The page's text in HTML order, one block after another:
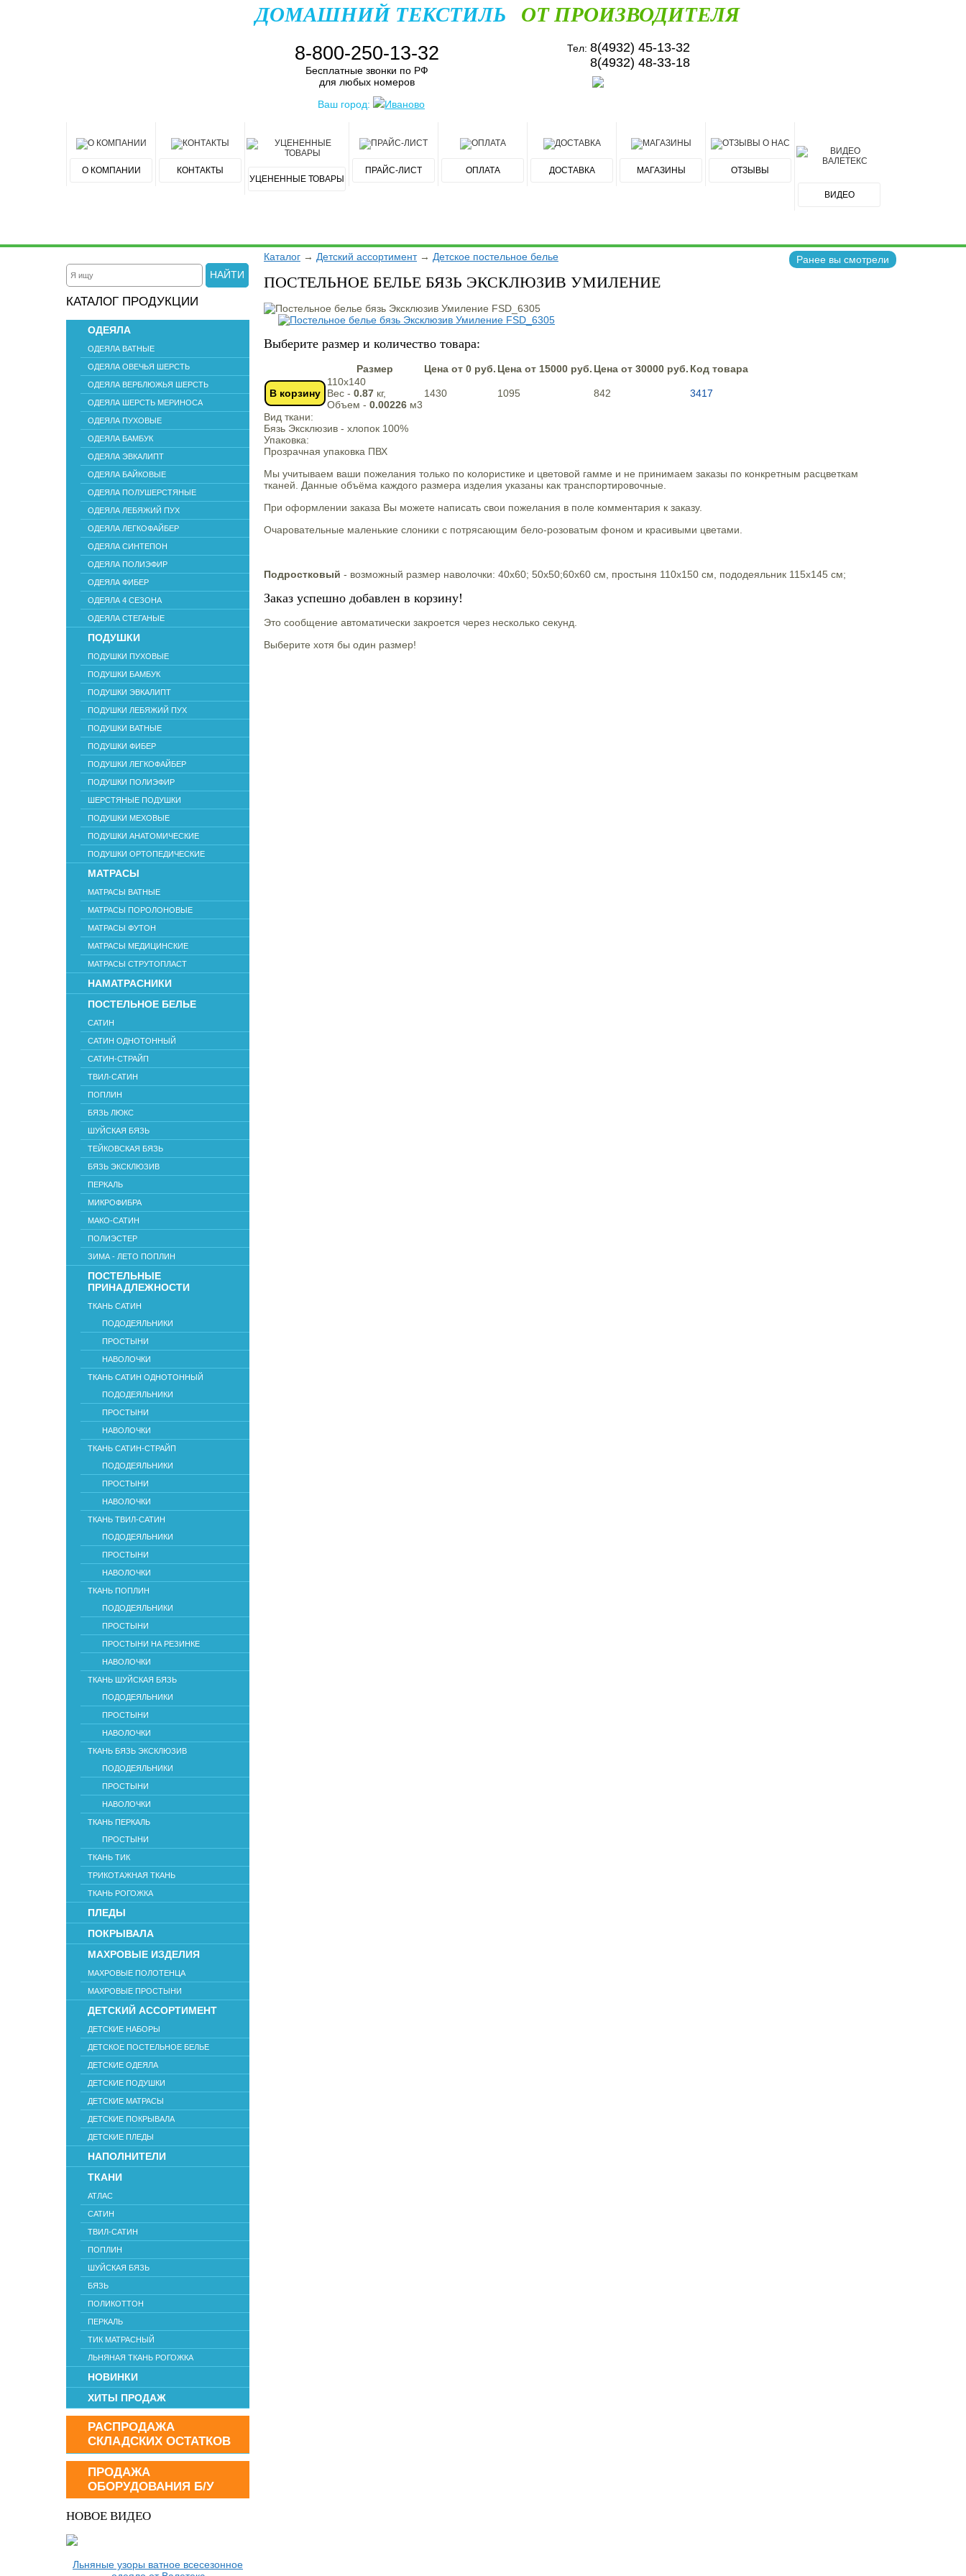
ДОМАШНИЙ ТЕКСТИЛЬ ОТ ПРОИЗВОДИТЕЛЯ
8-800-250-13-32
Бесплатные звонки по РФ
для любых номеров
Тел: 8(4932) 45-13-32
8(4932) 48-33-18
Ваш город: Иваново
О КОМПАНИИ
КОНТАКТЫ
УЦЕНЕННЫЕ ТОВАРЫ
ПРАЙС-ЛИСТ ОПЛАТА ДОСТАВКА МАГАЗИНЫ ОТЗЫВЫ
ВИДЕО
НАЙТИ
КАТАЛОГ ПРОДУКЦИИ
ОДЕЯЛА
ОДЕЯЛА ВАТНЫЕ
ОДЕЯЛА ОВЕЧЬЯ ШЕРСТЬ
ОДЕЯЛА ВЕРБЛЮЖЬЯ ШЕРСТЬ
ОДЕЯЛА ШЕРСТЬ МЕРИНОСА
ОДЕЯЛА ПУХОВЫЕ
ОДЕЯЛА БАМБУК
ОДЕЯЛА ЭВКАЛИПТ
ОДЕЯЛА БАЙКОВЫЕ
ОДЕЯЛА ПОЛУШЕРСТЯНЫЕ
ОДЕЯЛА ЛЕБЯЖИЙ ПУХ
ОДЕЯЛА ЛЕГКОФАЙБЕР
ОДЕЯЛА СИНТЕПОН
ОДЕЯЛА ПОЛИЭФИР
ОДЕЯЛА ФИБЕР
ОДЕЯЛА 4 СЕЗОНА
ОДЕЯЛА СТЕГАНЫЕ
ПОДУШКИ
ПОДУШКИ ПУХОВЫЕ
ПОДУШКИ БАМБУК
ПОДУШКИ ЭВКАЛИПТ
ПОДУШКИ ЛЕБЯЖИЙ ПУХ
ПОДУШКИ ВАТНЫЕ
ПОДУШКИ ФИБЕР
ПОДУШКИ ЛЕГКОФАЙБЕР
ПОДУШКИ ПОЛИЭФИР
ШЕРСТЯНЫЕ ПОДУШКИ
ПОДУШКИ МЕХОВЫЕ
ПОДУШКИ АНАТОМИЧЕСКИЕ
ПОДУШКИ ОРТОПЕДИЧЕСКИЕ
МАТРАСЫ
МАТРАСЫ ВАТНЫЕ
МАТРАСЫ ПОРОЛОНОВЫЕ
МАТРАСЫ ФУТОН
МАТРАСЫ МЕДИЦИНСКИЕ
МАТРАСЫ СТРУТОПЛАСТ
НАМАТРАСНИКИ
ПОСТЕЛЬНОЕ БЕЛЬЕ
САТИН
САТИН ОДНОТОННЫЙ
САТИН-СТРАЙП
ТВИЛ-САТИН
ПОПЛИН
БЯЗЬ ЛЮКС
ШУЙСКАЯ БЯЗЬ
ТЕЙКОВСКАЯ БЯЗЬ
БЯЗЬ ЭКСКЛЮЗИВ
ПЕРКАЛЬ
МИКРОФИБРА
МАКО-САТИН
ПОЛИЭСТЕР
ЗИМА - ЛЕТО ПОПЛИН
ПОСТЕЛЬНЫЕ
ПРИНАДЛЕЖНОСТИ
ТКАНЬ САТИН
ПОДОДЕЯЛЬНИКИ
ПРОСТЫНИ
НАВОЛОЧКИ
ТКАНЬ САТИН ОДНОТОННЫЙ
ПОДОДЕЯЛЬНИКИ
ПРОСТЫНИ
НАВОЛОЧКИ
ТКАНЬ САТИН-СТРАЙП
ПОДОДЕЯЛЬНИКИ
ПРОСТЫНИ
НАВОЛОЧКИ
ТКАНЬ ТВИЛ-САТИН
ПОДОДЕЯЛЬНИКИ
ПРОСТЫНИ
НАВОЛОЧКИ
ТКАНЬ ПОПЛИН
ПОДОДЕЯЛЬНИКИ
ПРОСТЫНИ
ПРОСТЫНИ НА РЕЗИНКЕ
НАВОЛОЧКИ
ТКАНЬ ШУЙСКАЯ БЯЗЬ
ПОДОДЕЯЛЬНИКИ
ПРОСТЫНИ
НАВОЛОЧКИ
ТКАНЬ БЯЗЬ ЭКСКЛЮЗИВ
ПОДОДЕЯЛЬНИКИ
ПРОСТЫНИ
НАВОЛОЧКИ
ТКАНЬ ПЕРКАЛЬ
ПРОСТЫНИ
ТКАНЬ ТИК
ТРИКОТАЖНАЯ ТКАНЬ
ТКАНЬ РОГОЖКА
ПЛЕДЫ
ПОКРЫВАЛА
МАХРОВЫЕ ИЗДЕЛИЯ
МАХРОВЫЕ ПОЛОТЕНЦА
МАХРОВЫЕ ПРОСТЫНИ
ДЕТСКИЙ АССОРТИМЕНТ
ДЕТСКИЕ НАБОРЫ
ДЕТСКОЕ ПОСТЕЛЬНОЕ БЕЛЬЕ
ДЕТСКИЕ ОДЕЯЛА
ДЕТСКИЕ ПОДУШКИ
ДЕТСКИЕ МАТРАСЫ
ДЕТСКИЕ ПОКРЫВАЛА
ДЕТСКИЕ ПЛЕДЫ
НАПОЛНИТЕЛИ
ТКАНИ
АТЛАС
САТИН
ТВИЛ-САТИН
ПОПЛИН
ШУЙСКАЯ БЯЗЬ
БЯЗЬ
ПОЛИКОТТОН
ПЕРКАЛЬ
ТИК МАТРАСНЫЙ
ЛЬНЯНАЯ ТКАНЬ РОГОЖКА
НОВИНКИ
ХИТЫ ПРОДАЖ
РАСПРОДАЖА
СКЛАДСКИХ ОСТАТКОВ
ПРОДАЖА
ОБОРУДОВАНИЯ Б/У
НОВОЕ ВИДЕО
Льняные узоры ватное всесезонное
Каталог → Детский ассортимент→ Детское постельное белье Ранее вы смотрели
ПОСТЕЛЬНОЕ БЕЛЬЕ БЯЗЬ ЭКСКЛЮЗИВ УМИЛЕНИЕ
Выберите размер и количество товара:
Размер Цена от 0 руб. Цена от 15000 руб. Цена от 30000 руб. Код товара
В корзину
110х140
Вес - 0.87 кг,
Объем - 0.00226 м3
1430 1095 842 3417
Вид ткани:
Бязь Эксклюзив - хлопок 100%
Упаковка:
Прозрачная упаковка ПВХ
Мы учитываем ваши пожелания только по колористике и цветовой гамме и не принимаем заказы по конкретным расцветкам
тканей. Данные объёма каждого размера изделия указаны как транспортировочные.
При оформлении заказа Вы можете написать свои пожелания в поле комментария к заказу.
Очаровательные маленькие слоники с потрясающим бело-розоватым фоном и красивыми цветами.
Подростковый - возможный размер наволочки: 40х60; 50х50;60х60 см, простыня 110х150 см, пододеяльник 115х145 см;
Заказ успешно добавлен в корзину!
Это сообщение автоматически закроется через несколько секунд.
Выберите хотя бы один размер!